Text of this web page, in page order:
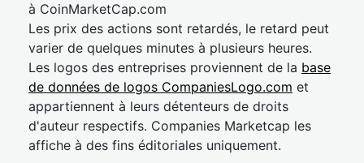
à CoinMarketCap.com
Les prix des actions sont retardés, le retard peut
varier de quelques minutes à plusieurs heures.
Les logos des entreprises proviennent de la base
de données de logos CompaniesLogo.com et
appartiennent à leurs détenteurs de droits
d'auteur respectifs. Companies Marketcap les
affiche à des fins éditoriales uniquement.